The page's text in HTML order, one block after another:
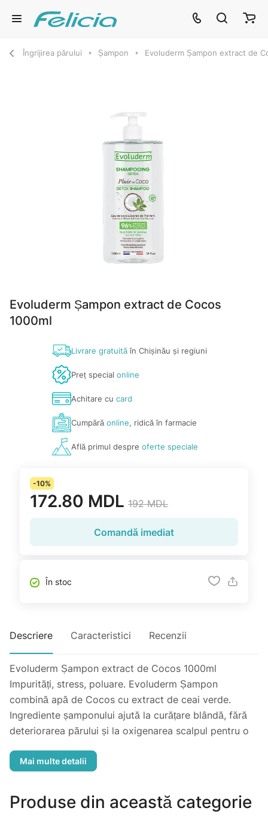
Îngrijirea părului Șampon Evoluderm Șampon extract de
Evoluderm Șampon extract de Cocos
1000ml
Livrare gratuităîn Chișinău și regiuni
Preț special online
Achitare cu card
Cumpărăonline, ridică în farmacie
Află primul despre oferte speciale
-10%
172.80 MDL 192 MDL
Comandă imediat
În stoc
Descriere Caracteristici Recenzii
Evoluderm Șampon extract de Cocos 1000ml
Impurități, stress, poluare. Evoluderm Șampon
combină apă de Cocos cu extract de ceai verde.
Ingrediente șamponului ajută la curățare blândă, fără
deteriorarea părului și la oxigenarea scalpul pentru o
Rezultat: Părul devine hidratat, detoxifiat și se simte
Precauții: In cazul contactului cu ochi, spălați imediat
cu apă curată din abundența. 96% ingredient de
Produse din această categorie